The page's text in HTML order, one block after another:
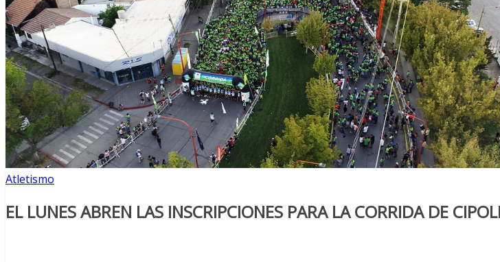
Atletismo
EL LUNES ABREN LAS INSCRIPCIONES PARA LA CORRIDA DE